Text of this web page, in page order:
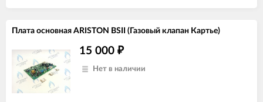
ARISTON CLAS X 28 FF
ARISTON CLAS X SYSTEM 24 CF
ARISTON CLAS X SYSTEM 28 CF
Плата основная ARISTON BSII (Газовый клапан Картье)
15 000 ₽
Нет в наличии